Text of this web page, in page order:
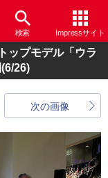
検索 Impressサイト
ップモデル「ウラ
(6/26)
次の画像